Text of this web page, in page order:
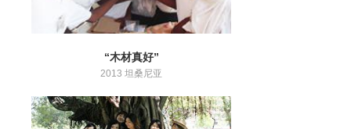
“木材真好”
2013 坦桑尼亚